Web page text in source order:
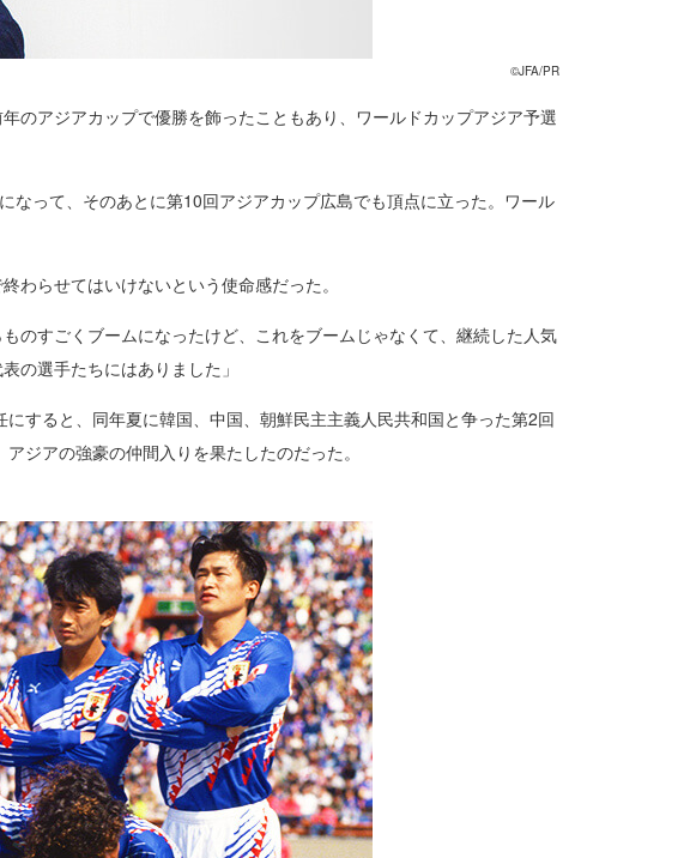
©JFA/PR
のアジアカップで優勝を飾ったこともあり、ワールドカップアジア予選
なって、そのあとに第10回アジアカップ広島でも頂点に立った。ワール
わらせてはいけないという使命感だった。
のすごくブームになったけど、これをブームじゃなくて、継続した人気
の選手たちにはありました」
すると、同年夏に韓国、中国、朝鮮民主主義人民共和国と争った第2回
ジアの強豪の仲間入りを果たしたのだった。